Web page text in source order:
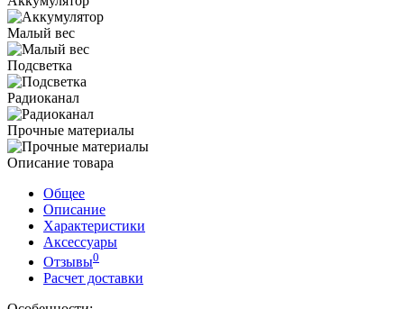
Малый вес
Подсветка
Радиоканал
Прочные материалы
Описание товара
Общее
Описание
Характеристики
Аксессуары
Отзывы0
Расчет доставки